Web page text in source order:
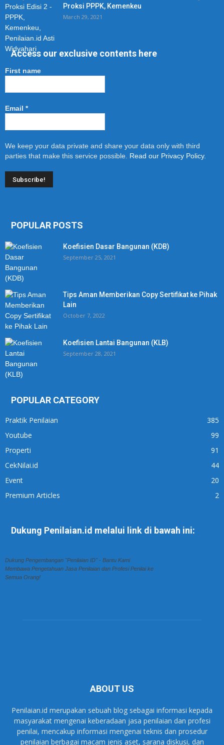
Proksi PPPK, Kemenkeu
March 29, 2021
Access our exclusive contents here
First name
Email *
We keep your data private and share your data only with third
parties that make this service possible. Read our Privacy Policy.
POPULAR POSTS
Koefisien Dasar Bangunan (KDB)
September 25, 2021
Tips Aman Memberikan Copy Sertifikat ke Pihak
Lain
October 7, 2022
Koefisien Lantai Bangunan (KLB)
September 28, 2021
POPULAR CATEGORY
Praktik Penilaian
385
Youtube
99
Properti
91
CekNilai.id
44
Event
20
Premium Articles
2
Dukung Penilaian.id melalui link di bawah ini:
Dukung Pengembangan "Penilaian ID" - Bantu Kami
Membawa Pengetahuan Jasa Penilaian dan Profesi Penilai ke
Semua Orang!
ABOUT US
Penilaian.id merupakan sebuah blog sebagai informasi kepada
masyarakat mengenai keberadaan jasa penilaian dan profesi
penilai, mencakup informasi mengenai teknis dan prosedur
penilaian berbagai macam jenis aset, sarana diskusi, dan